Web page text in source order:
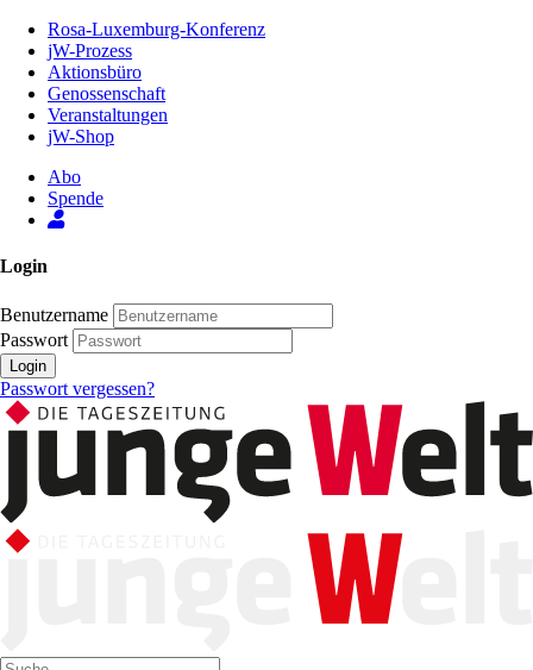
Inhalt
Seite
Rosa-Luxemburg-Konferenz
jW-Prozess
Aktionsbüro
Genossenschaft
Veranstaltungen
jW-Shop
Abo
Spende
Login
Benutzername
Passwort
Login
Passwort vergessen?